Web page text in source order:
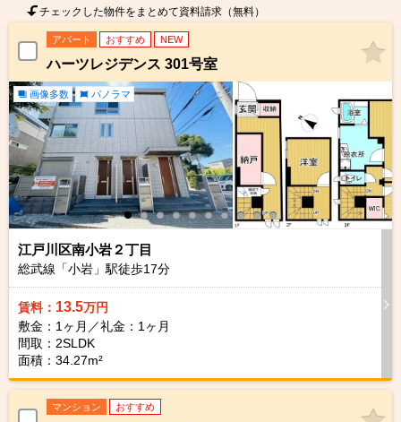
チェックした物件をまとめて資料請求（無料）
アパート おすすめ NEW
ハーツレジデンス 301号室
画像多数 パノラマ
江戸川区南小岩２丁目
総武線「小岩」駅徒歩17分
賃料： 13.5万円
敷金：1ヶ月／礼金：1ヶ月
間取：2SLDK
面積：34.27m²
マンション おすすめ